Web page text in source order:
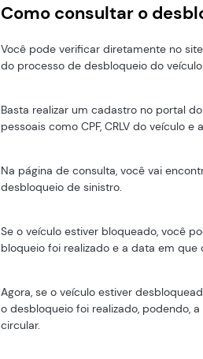
Como consultar o
Você pode verificar diretamente no
do processo de desbloqueio do veículo.
Basta realizar um cadastro no portal
pessoais como CPF, CRLV do veículo e
Na página de consulta, você vai
desbloqueio de sinistro.
Se o veículo estiver bloqueado, você
bloqueio foi realizado e a data em que
Agora, se o veículo estiver
o desbloqueio foi realizado, podendo,
circular.